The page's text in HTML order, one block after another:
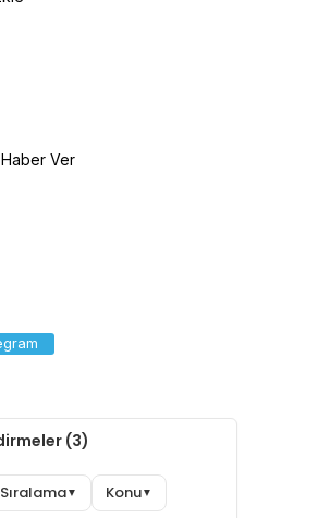
için en iyisi!
olarak adlandırılsada Unisex bir
Ver
(3)
▼ Konu▼